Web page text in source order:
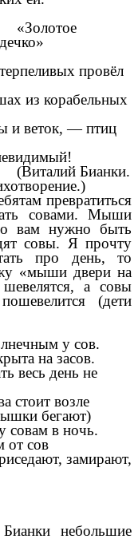
«Золотое
провёл
из корабельных
и веток, — птиц
(Виталий Бианки.
превратиться
совами. Мыши
вам нужно быть
совы. Я прочту
про день, то
«мыши двери на
а совы
(дети
у сов.
на засов.
весь день не
стоит возле
бегают)
совам в ночь.
от сов
замирают,
небольшие